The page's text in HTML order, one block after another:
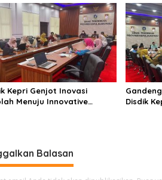
Terus Hidupkan
Islam
RANA
Kepri Genjot Inovasi
Menuju Innovative
Disdik
Balasan